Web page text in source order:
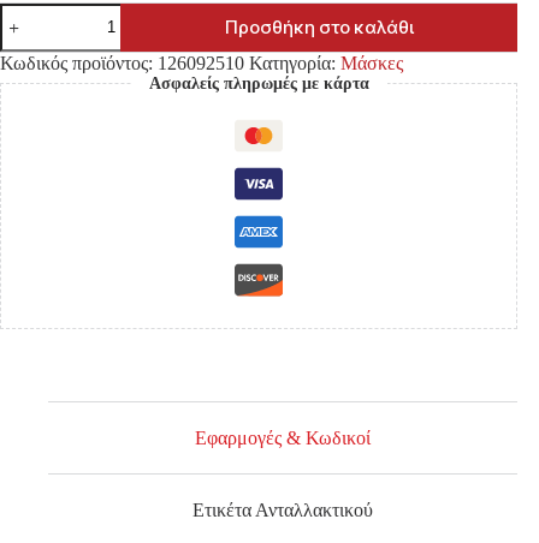
ΜΑΣΚΑ
TOYOTA
HILUX
VIGO
'05-
'09
2WD/4WD
ΜΑΥΡΗ
ΜΕ
ΧΡΩΜΙΑ
ποσότητα
Προσθήκη στο καλάθι
Κωδικός προϊόντος: 126092510 Κατηγορία: Μάσκες
Ασφαλείς πληρωμές με κάρτα
Εφαρμογές & Κωδικοί
Ετικέτα Ανταλλακτικού